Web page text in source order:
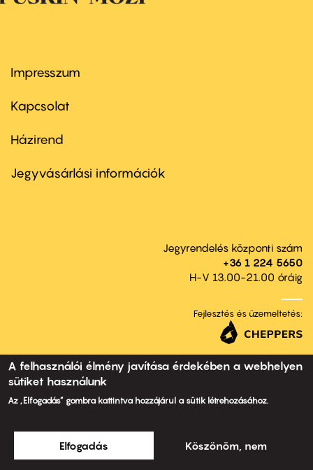
Footer
first
Impresszum
Kapcsolat
Footer
second
Házirend
Jegyvásárlási információk
Jegyrendelés központi szám
+36 1 224 5650
H-V 13.00-21.00 óráig
Fejlesztés és üzemeltetés:
A felhasználói élmény javítása érdekében a webhelyen
sütiket használunk
Az „Elfogadás” gombra kattintva hozzájárul a sütik létrehozásához.
Elfogadás Köszönöm, nem